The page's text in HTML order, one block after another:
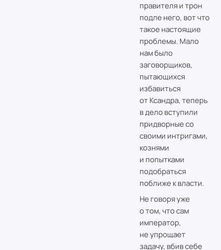
правителя и трон
подле него, вот что
такое настоящие
проблемы. Мало
нам было
заговорщиков,
пытающихся
избавиться
от Ксандра, теперь
в дело вступили
придворные со
своими интригами,
кознями
и попытками
подобраться
поближе к власти.
Не говоря уже
о том, что сам
император,
не упрощает
задачу, вбив себе